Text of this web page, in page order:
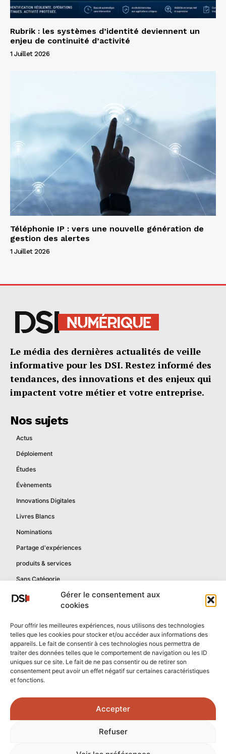
Gérer le consentement aux
cookies
Pour offrir les meilleures expériences, nous utilisons des technologies
telles que les cookies pour stocker et/ou accéder aux informations des
appareils. Le fait de consentir à ces technologies nous permettra de
traiter des données telles que le comportement de navigation ou les ID
uniques sur ce site. Le fait de ne pas consentir ou de retirer son
consentement peut avoir un effet négatif sur certaines caractéristiques
et fonctions.
Accepter
Refuser
Rubrik : les systèmes d’identité deviennent un
enjeu de continuité d’activité
1 Juillet 2026
Téléphonie IP : vers une nouvelle génération de
gestion des alertes
1 Juillet 2026
Le média des dernières actualités de veille
informative pour les DSI. Restez informé des
tendances, des innovations et des enjeux qui
impactent votre métier et votre entreprise.
Nos sujets
Actus
Déploiement
Études
Évènements
Innovations Digitales
Livres Blancs
Nominations
Partage d'expériences
produits & services
Sans Catégorie
Mentions légales
Politique de confidentialité
Contactez-nous
Confidentialité reCAPTCHA
Conditions reCAPTCHA